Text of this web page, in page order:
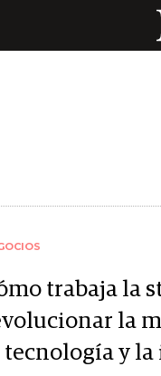
trabaja la
la
tecnología y